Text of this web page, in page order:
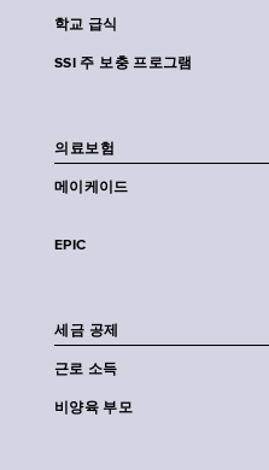
학교 급식
SSI 주 보충 프로그램
의료보험
메이케이드
EPIC
세금 공제
근로 소득
비양육 부모